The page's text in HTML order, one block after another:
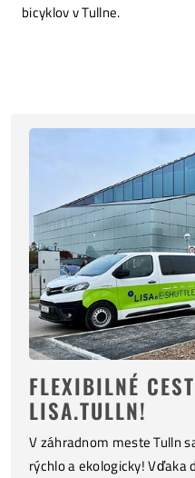
bicyklov v Tullne.
FLEXIBILNÉ
LISA.TULLN!
V záhradnom meste Tulln
rýchlo a ekologicky! Vďaka